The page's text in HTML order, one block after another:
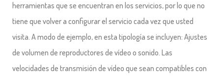
herramientas que se encuentran en los servicios, por lo que no
tiene que volver a configurar el servicio cada vez que usted
visita. A modo de ejemplo, en esta tipología se incluyen: Ajustes
de volumen de reproductores de vídeo o sonido. Las
velocidades de transmisión de vídeo que sean compatibles con